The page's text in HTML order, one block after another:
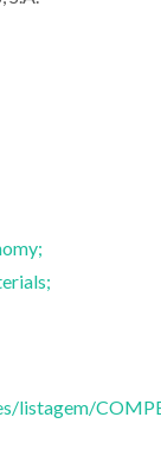
listagem/